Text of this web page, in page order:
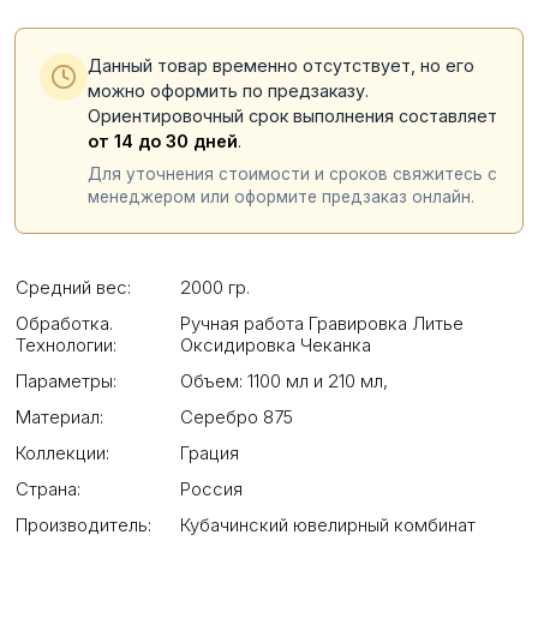
Данный товар временно отсутствует, но его
можно оформить по предзаказу.
Ориентировочный срок выполнения составляет
от 14 до 30 дней.
Для уточнения стоимости и сроков свяжитесь с
менеджером или оформите предзаказ онлайн.
Средний вес:
2000 гр.
Обработка.
Технологии:
Ручная работа Гравировка Литье
Оксидировка Чеканка
Параметры:
Объем: 1100 мл и 210 мл,
Материал:
Серебро 875
Коллекции:
Грация
Страна:
Россия
Производитель:
Кубачинский ювелирный комбинат